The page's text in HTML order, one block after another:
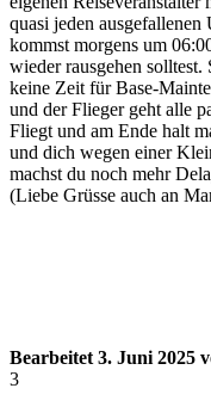
quasi jeden
kommst morgens um
wieder rausgehen
keine Zeit für Base-
und der Flieger geht alle
Fliegt und am Ende halt
und dich wegen einer
machst du noch mehr
(Liebe Grüsse auch an
Bearbeitet 3. Juni 2025
3